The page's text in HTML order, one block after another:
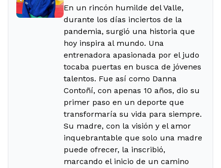
En un rincón humilde del Valle,
durante los días inciertos de la
pandemia, surgió una historia que
hoy inspira al mundo. Una
entrenadora apasionada por el judo
tocaba puertas en busca de jóvenes
talentos. Fue así como Danna
Contoñí, con apenas 10 años, dio su
primer paso en un deporte que
transformaría su vida para siempre.
Su madre, con la visión y el amor
inquebrantable que solo una madre
puede ofrecer, la inscribió,
marcando el inicio de un camino